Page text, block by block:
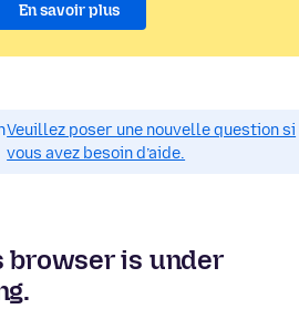
En savoir plus
Veuillez poser une nouvelle question si
vous avez besoin d’aide.
browser is under